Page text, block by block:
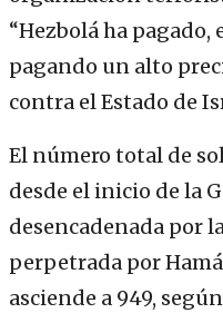
“Hezbolá ha
pagando un alto
contra el Estado de
El número total de
desde el inicio de la
desencadenada por
perpetrada por
asciende a 949,